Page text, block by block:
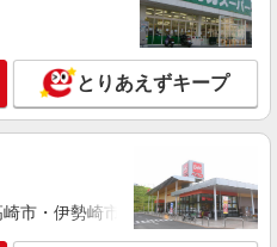
とりあえずキープ
市・伊勢崎市・太田市・館林市